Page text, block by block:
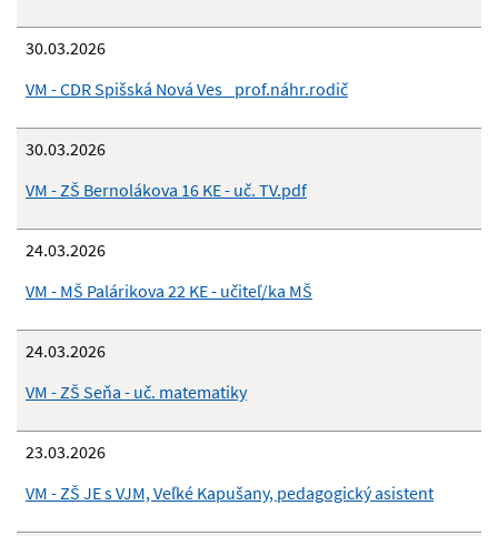
30.03.2026
VM - CDR Spišská Nová Ves_ prof.náhr.rodič
30.03.2026
VM - ZŠ Bernolákova 16 KE - uč. TV.pdf
24.03.2026
VM - MŠ Palárikova 22 KE - učiteľ/ka MŠ
24.03.2026
VM - ZŠ Seňa - uč. matematiky
23.03.2026
VM - ZŠ JE s VJM, Veľké Kapušany, pedagogický asistent